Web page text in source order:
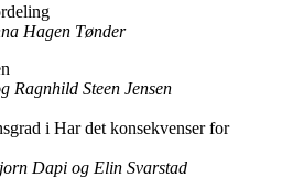
Hagen Tønder
Ragnhild Steen Jensen
i Har det konsekvenser for
Dapi og Elin Svarstad